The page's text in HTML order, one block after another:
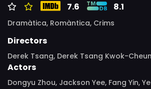
7.6 8.1
Dramàtica, Romàntica, Crims
Directors
Derek Tsang, Derek Tsang Kwok-
Actors
Dongyu Zhou, Jackson Yee, Fang Yin,